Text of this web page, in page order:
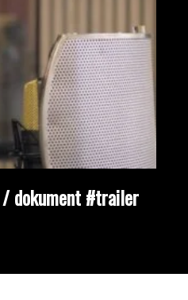
dokument #trailer